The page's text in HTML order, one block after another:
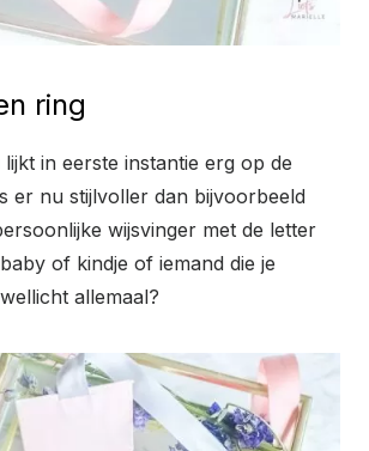
ring
in eerste instantie erg op de
er nu stijlvoller dan bijvoorbeeld
wijsvinger met de letter
of kindje of iemand die je
allemaal?